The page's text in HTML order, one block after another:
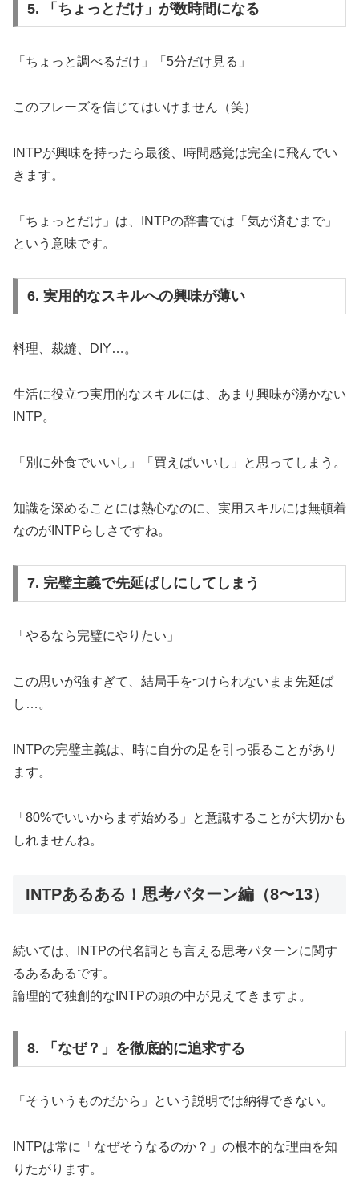
5. 「ちょっとだけ」が数時間になる
「ちょっと調べるだけ」「5分だけ見る」
このフレーズを信じてはいけません（笑）
INTPが興味を持ったら最後、時間感覚は完全に飛んでい
きます。
「ちょっとだけ」は、INTPの辞書では「気が済むまで」
という意味です。
6. 実用的なスキルへの興味が薄い
料理、裁縫、DIY…。
生活に役立つ実用的なスキルには、あまり興味が湧かない
INTP。
「別に外食でいいし」「買えばいいし」と思ってしまう。
知識を深めることには熱心なのに、実用スキルには無頓着
なのがINTPらしさですね。
7. 完璧主義で先延ばしにしてしまう
「やるなら完璧にやりたい」
この思いが強すぎて、結局手をつけられないまま先延ば
し…。
INTPの完璧主義は、時に自分の足を引っ張ることがあり
ます。
「80%でいいからまず始める」と意識することが大切かも
しれませんね。
INTPあるある！思考パターン編（8〜13）
続いては、INTPの代名詞とも言える思考パターンに関す
るあるあるです。
論理的で独創的なINTPの頭の中が見えてきますよ。
8. 「なぜ？」を徹底的に追求する
「そういうものだから」という説明では納得できない。
INTPは常に「なぜそうなるのか？」の根本的な理由を知
りたがります。